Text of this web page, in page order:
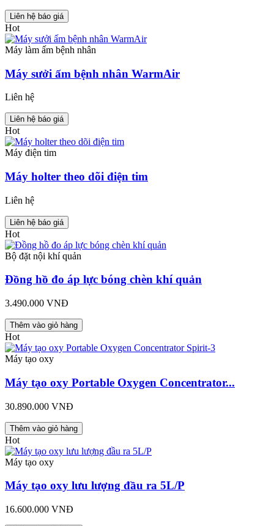
Liên hệ báo giá
Hot
Máy làm ấm bệnh nhân
Máy sưởi ấm bệnh nhân WarmAir
Liên hệ
Liên hệ báo giá
Hot
Máy điện tim
Máy holter theo dõi điện tim
Liên hệ
Liên hệ báo giá
Hot
Bộ đặt nội khí quản
Đồng hồ đo áp lực bóng chèn khí quản
3.490.000 VNĐ
Thêm vào giỏ hàng
Hot
Máy tạo oxy
Máy tạo oxy Portable Oxygen Concentrator...
30.890.000 VNĐ
Thêm vào giỏ hàng
Hot
Máy tạo oxy
Máy tạo oxy lưu lượng đầu ra 5L/P
16.600.000 VNĐ